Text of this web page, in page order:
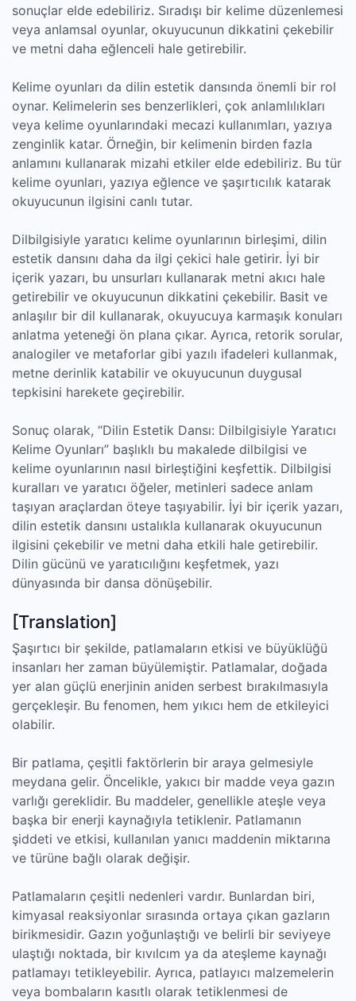
sonuçlar elde edebiliriz. Sıradışı bir kelime düzenlemesi
veya anlamsal oyunlar, okuyucunun dikkatini çekebilir
ve metni daha eğlenceli hale getirebilir.
Kelime oyunları da dilin estetik dansında önemli bir rol
oynar. Kelimelerin ses benzerlikleri, çok anlamlılıkları
veya kelime oyunlarındaki mecazi kullanımları, yazıya
zenginlik katar. Örneğin, bir kelimenin birden fazla
anlamını kullanarak mizahi etkiler elde edebiliriz. Bu tür
kelime oyunları, yazıya eğlence ve şaşırtıcılık katarak
okuyucunun ilgisini canlı tutar.
Dilbilgisiyle yaratıcı kelime oyunlarının birleşimi, dilin
estetik dansını daha da ilgi çekici hale getirir. İyi bir
içerik yazarı, bu unsurları kullanarak metni akıcı hale
getirebilir ve okuyucunun dikkatini çekebilir. Basit ve
anlaşılır bir dil kullanarak, okuyucuya karmaşık konuları
anlatma yeteneği ön plana çıkar. Ayrıca, retorik sorular,
analogiler ve metaforlar gibi yazılı ifadeleri kullanmak,
metne derinlik katabilir ve okuyucunun duygusal
tepkisini harekete geçirebilir.
Sonuç olarak, “Dilin Estetik Dansı: Dilbilgisiyle Yaratıcı
Kelime Oyunları” başlıklı bu makalede dilbilgisi ve
kelime oyunlarının nasıl birleştiğini keşfettik. Dilbilgisi
kuralları ve yaratıcı öğeler, metinleri sadece anlam
taşıyan araçlardan öteye taşıyabilir. İyi bir içerik yazarı,
dilin estetik dansını ustalıkla kullanarak okuyucunun
ilgisini çekebilir ve metni daha etkili hale getirebilir.
Dilin gücünü ve yaratıcılığını keşfetmek, yazı
dünyasında bir dansa dönüşebilir.
[Translation]
Şaşırtıcı bir şekilde, patlamaların etkisi ve büyüklüğü
insanları her zaman büyülemiştir. Patlamalar, doğada
yer alan güçlü enerjinin aniden serbest bırakılmasıyla
gerçekleşir. Bu fenomen, hem yıkıcı hem de etkileyici
olabilir.
Bir patlama, çeşitli faktörlerin bir araya gelmesiyle
meydana gelir. Öncelikle, yakıcı bir madde veya gazın
varlığı gereklidir. Bu maddeler, genellikle ateşle veya
başka bir enerji kaynağıyla tetiklenir. Patlamanın
şiddeti ve etkisi, kullanılan yanıcı maddenin miktarına
ve türüne bağlı olarak değişir.
Patlamaların çeşitli nedenleri vardır. Bunlardan biri,
kimyasal reaksiyonlar sırasında ortaya çıkan gazların
birikmesidir. Gazın yoğunlaştığı ve belirli bir seviyeye
ulaştığı noktada, bir kıvılcım ya da ateşleme kaynağı
patlamayı tetikleyebilir. Ayrıca, patlayıcı malzemelerin
veya bombaların kasıtlı olarak tetiklenmesi de